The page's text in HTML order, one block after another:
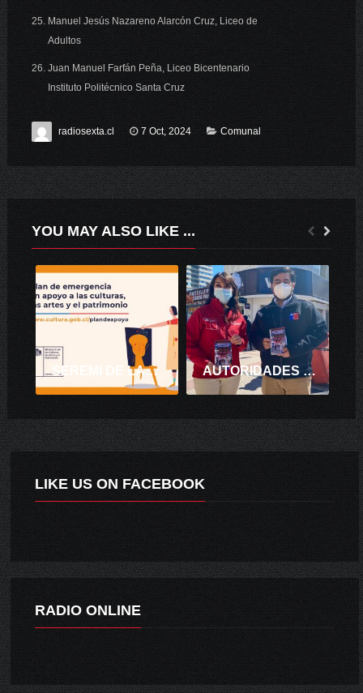
Manuel Jesús Nazareno Alarcón Cruz, Liceo de
Adultos
Juan Manuel Farfán Peña, Liceo Bicentenario
Instituto Politécnico Santa Cruz
radiosexta.cl 7 Oct, 2024 Comunal
YOU MAY ALSO LIKE ...
SEREMI DE LAS CULTURAS, LAS ARTES Y EL PATRIMONIO EXPLICÓ DETALLES DEL PLAN DE EMERGENCIA POR COVID-19. AUTORIDADES INSTAN A EMPLEADORES A CUMPLIR CON FERIADO OBLIGATORIO E IRRENUNCIABLE DE LOS TRABAJADORES DEL COMERCIO EN FIESTAS PATRIAS
LIKE US ON FACEBOOK
RADIO ONLINE